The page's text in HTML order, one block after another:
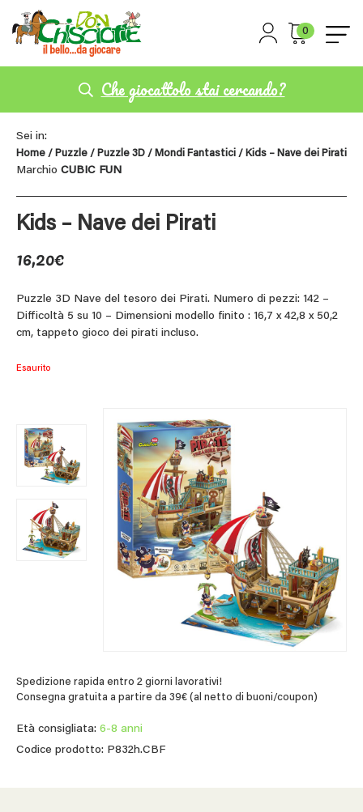
0
Che giocattolo stai cercando?
Sei in:
Home / Puzzle / Puzzle 3D / Mondi Fantastici / Kids – Nave dei Pirati
Marchio CUBIC FUN
Kids – Nave dei Pirati
16,20€
Puzzle 3D Nave del tesoro dei Pirati. Numero di pezzi: 142 –
Difficoltà 5 su 10 – Dimensioni modello finito : 16,7 x 42,8 x 50,2
cm, tappeto gioco dei pirati incluso.
Esaurito
Spedizione rapida entro 2 giorni lavorativi!
Consegna gratuita a partire da 39€ (al netto di buoni/coupon)
Età consigliata: 6-8 anni
Codice prodotto: P832h.CBF